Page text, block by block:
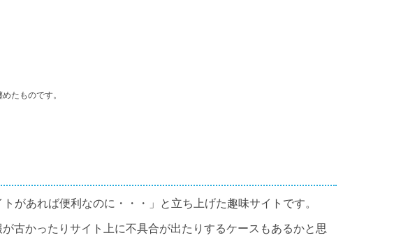
たものです。
があれば便利なのに・・・」と立ち上げた趣味サイトです。
古かったりサイト上に不具合が出たりするケースもあるかと思